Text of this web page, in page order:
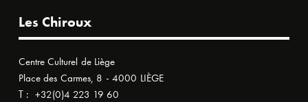
Les Chiroux
Centre Culturel de Liège
Place des Carmes, 8 - 4000 LIÈGE
T : +32(0)4 223 19 60